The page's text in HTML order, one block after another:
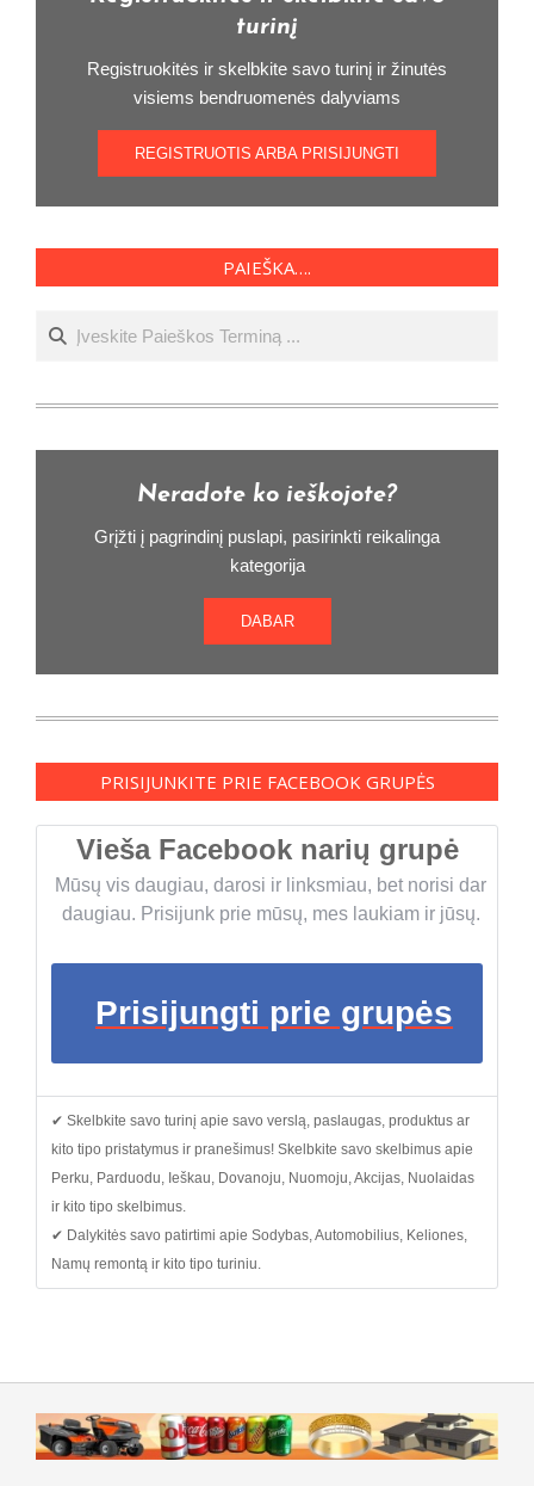
turinį
Registruokitės ir skelbkite savo turinį ir žinutės
visiems bendruomenės dalyviams
REGISTRUOTIS ARBA PRISIJUNGTI
PAIEŠKA….
Ieškoti
Neradote ko ieškojote?
Grįžti į pagrindinį puslapi, pasirinkti reikalinga
kategorija
DABAR
PRISIJUNKITE PRIE FACEBOOK GRUPĖS
Vieša Facebook narių grupė
Mūsų vis daugiau, darosi ir linksmiau, bet norisi dar
daugiau. Prisijunk prie mūsų, mes laukiam ir jūsų.
Prisijungti prie grupės
✔ Skelbkite savo turinį apie savo verslą, paslaugas, produktus ar
kito tipo pristatymus ir pranešimus! Skelbkite savo skelbimus apie
Perku, Parduodu, Ieškau, Dovanoju, Nuomoju, Akcijas, Nuolaidas
ir kito tipo skelbimus.
✔ Dalykitės savo patirtimi apie Sodybas, Automobilius, Keliones,
Namų remontą ir kito tipo turiniu.